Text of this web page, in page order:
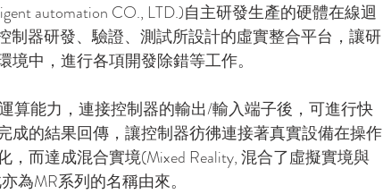
automation CO., LTD.)自主研發生產的硬體在線迴
制器研發、驗證、測試所設計的虛實整合平台，讓研
中，進行各項開發除錯等工作。
算能力，連接控制器的輸出/輸入端子後，可進行快
成的結果回傳，讓控制器彷彿連接著真實設備在操作
而達成混合實境(Mixed Reality, 混合了虛擬實境與
為MR系列的名稱由來。